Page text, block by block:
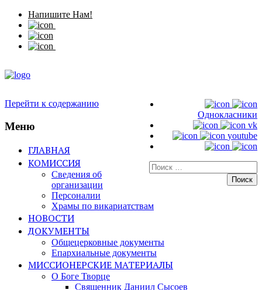
Напишите Нам!
Однокласники
vk
youtube
Искать:
Перейти к содержанию
Меню
ГЛАВНАЯ
КОМИССИЯ
Сведения об
организации
Персоналии
Храмы по викариатствам
НОВОСТИ
ДОКУМЕНТЫ
Общецерковные документы
Епархиальные документы
МИССИОНЕРСКИЕ МАТЕРИАЛЫ
О Боге Творце
Священник Даниил Сысоев